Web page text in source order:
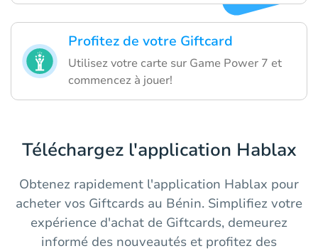
Profitez de votre Giftcard
Utilisez votre carte sur Game Power 7 et
commencez à jouer!
Téléchargez l'application Hablax
Obtenez rapidement l'application Hablax pour
acheter vos Giftcards au Bénin. Simplifiez votre
expérience d'achat de Giftcards, demeurez
informé des nouveautés et profitez des